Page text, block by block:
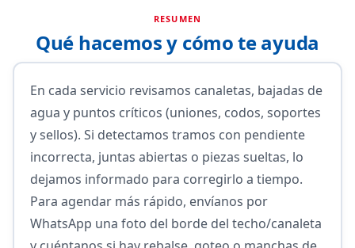
RESUMEN
Qué hacemos y cómo te ayuda
En cada servicio revisamos canaletas, bajadas de
agua y puntos críticos (uniones, codos, soportes
y sellos). Si detectamos tramos con pendiente
incorrecta, juntas abiertas o piezas sueltas, lo
dejamos informado para corregirlo a tiempo.
Para agendar más rápido, envíanos por
WhatsApp una foto del borde del techo/canaleta